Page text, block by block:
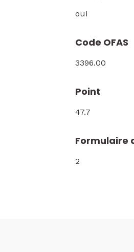
oui
Code OFAS
3396.00
Point
47.7
Formulaire
2